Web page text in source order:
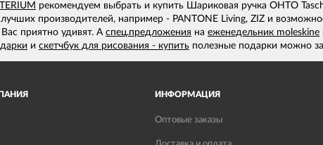
рекомендуем выбрать и купить Шариковая ручка OHTO
производителей, например - PANTONE Living, ZIZ и
приятно удивят. А спец.предложения на еженедельник moleskine
и скетчбук для рисования - купить полезные подарки можно
ИНФОРМАЦИЯ
Оптовые заказы